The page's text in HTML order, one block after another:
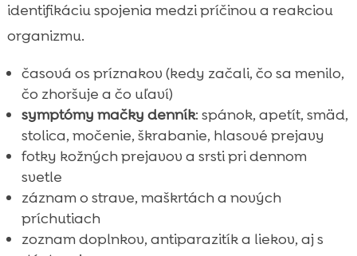
identifikáciu spojenia medzi príčinou a reakciou
organizmu.
časová os príznakov (kedy začali, čo sa menilo,
čo zhoršuje a čo uľaví)
symptómy mačky denník: spánok, apetít, smäd,
stolica, močenie, škrabanie, hlasové prejavy
fotky kožných prejavov a srsti pri dennom
svetle
záznam o strave, maškrtách a nových
príchutiach
zoznam doplnkov, antiparazitík a liekov, aj s